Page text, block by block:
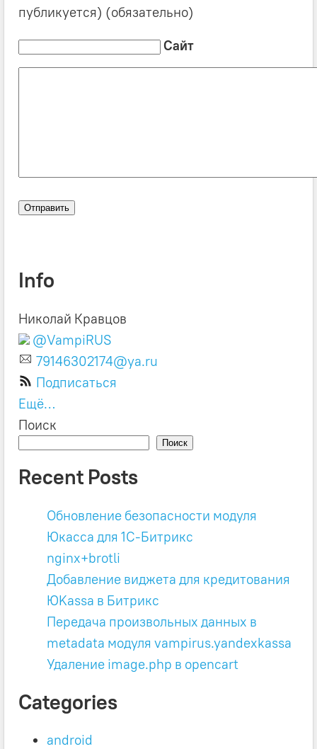
публикуется) (обязательно)
Сайт
Info
Николай Кравцов
@VampiRUS
79146302174@ya.ru
Подписаться
Ещё…
Поиск
Поиск
Recent Posts
Обновление безопасности модуля
Юкасса для 1C-Битрикс
nginx+brotli
Добавление виджета для кредитования
ЮKassa в Битрикс
Передача произвольных данных в
metadata модуля vampirus.yandexkassa
Удаление image.php в opencart
Categories
android